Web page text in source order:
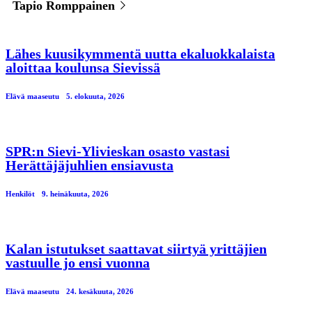
Tapio Romppainen
Lähes kuusikymmentä uutta ekaluokkalaista
aloittaa koulunsa Sievissä
Elävä maaseutu 5. elokuuta, 2026
SPR:n Sievi-Ylivieskan osasto vastasi
Herättäjäjuhlien ensiavusta
Henkilöt 9. heinäkuuta, 2026
Kalan istutukset saattavat siirtyä yrittäjien
vastuulle jo ensi vuonna
Elävä maaseutu 24. kesäkuuta, 2026